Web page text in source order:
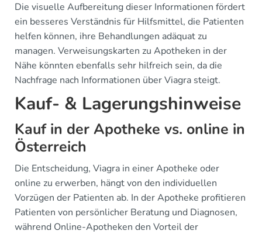
Die visuelle Aufbereitung dieser Informationen fördert
ein besseres Verständnis für Hilfsmittel, die Patienten
helfen können, ihre Behandlungen adäquat zu
managen. Verweisungskarten zu Apotheken in der
Nähe könnten ebenfalls sehr hilfreich sein, da die
Nachfrage nach Informationen über Viagra steigt.
Kauf- & Lagerungshinweise
Kauf in der Apotheke vs. online in
Österreich
Die Entscheidung, Viagra in einer Apotheke oder
online zu erwerben, hängt von den individuellen
Vorzügen der Patienten ab. In der Apotheke profitieren
Patienten von persönlicher Beratung und Diagnosen,
während Online-Apotheken den Vorteil der